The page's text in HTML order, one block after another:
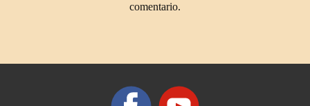
comentario.